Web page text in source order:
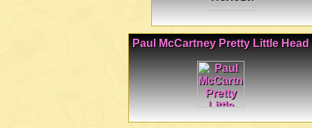
Paul McCartney Pretty Little Head